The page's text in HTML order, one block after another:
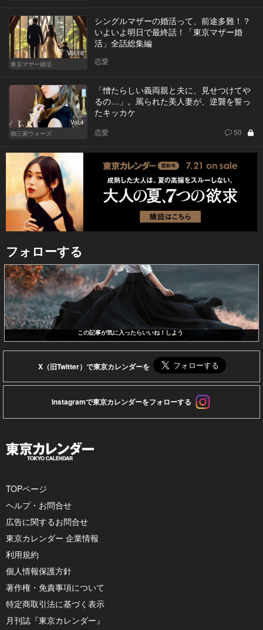
Vol.16
東京マザー婚活
シングルマザーの婚活って、前途多難！？
いよいよ明日で最終話！「東京マザー婚
活」全話総集編
恋愛
Vol.4
御三家ウォーズ
「憎たらしい義両親と夫に、見せつけてや
るの…」。罵られた美人妻が、逆襲を誓っ
たキッカケ
恋愛 50
フォローする
この記事が気に入ったらいいね！しよう
X（旧Twitter）で東京カレンダーを
Instagramで東京カレンダーをフォローする
TOPページ
ヘルプ・お問合せ
広告に関するお問合せ
東京カレンダー 企業情報
利用規約
個人情報保護方針
著作権・免責事項について
特定商取引法に基づく表示
月刊誌『東京カレンダー』